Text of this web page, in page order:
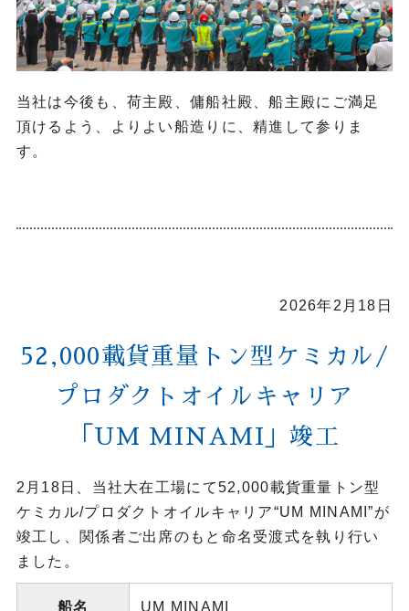
当社は今後も、荷主殿、傭船社殿、船主殿にご満足
頂けるよう、よりよい船造りに、精進して参りま
す。
2026年2月18日
52,000載貨重量トン型ケミカル/
プロダクトオイルキャリア
「UM MINAMI」竣工
2月18日、当社大在工場にて52,000載貨重量トン型
ケミカル/プロダクトオイルキャリア“UM MINAMI”が
竣工し、関係者ご出席のもと命名受渡式を執り行い
ました。
船名 UM MINAMI